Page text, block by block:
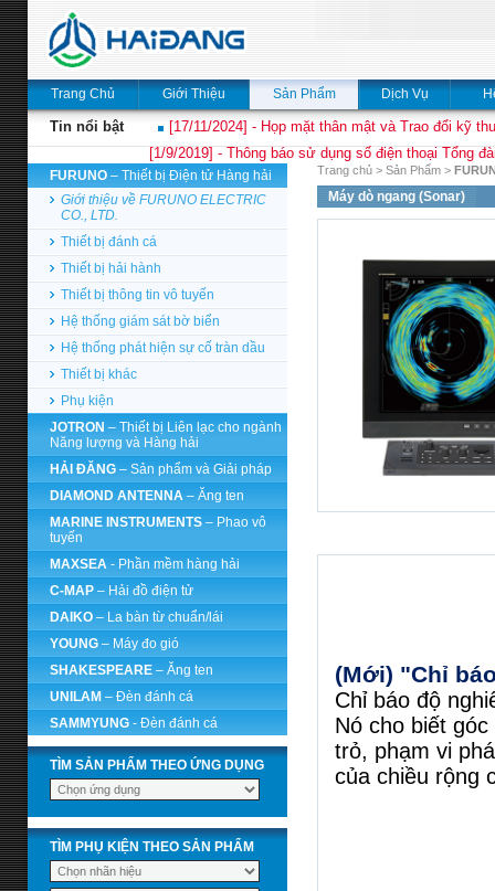
Trang Chủ Giới Thiệu Sản Phẩm Dịch Vụ
Tin nổi bật
[17/11/2024] - Họp mặt thân mật và Trao đổi kỹ
[1/9/2019] - Thông báo sử dụng số điện thoại Tổng
FURUNO – Thiết bị Điện tử Hàng hải
Giới thiệu về FURUNO ELECTRIC
CO., LTD.
Thiết bị đánh cá
Thiết bị hải hành
Thiết bị thông tin vô tuyến
Hệ thống giám sát bờ biển
Hệ thống phát hiện sự cố tràn dầu
Thiết bị khác
Phụ kiện
JOTRON – Thiết bị Liên lạc cho ngành
Năng lượng và Hàng hải
HẢI ĐĂNG – Sản phẩm và Giải pháp
DIAMOND ANTENNA – Ăng ten
MARINE INSTRUMENTS – Phao vô
tuyến
MAXSEA - Phần mềm hàng hải
C-MAP – Hải đồ điện tử
DAIKO – La bàn từ chuẩn/lái
YOUNG – Máy đo gió
SHAKESPEARE – Ăng ten
UNILAM – Đèn đánh cá
SAMMYUNG - Đèn đánh cá
TÌM SẢN PHẨM THEO ỨNG DỤNG
TÌM PHỤ KIỆN THEO SẢN PHẨM
Trang chủ > Sản Phẩm >
Máy dò ngang (Sonar)
(Mới) "Chỉ
Chỉ báo độ
Nó cho biết
trỏ, phạm vi
của chiều rộng